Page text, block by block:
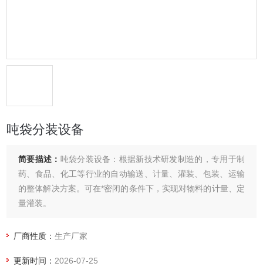
吨袋分装设备
简要描述： 吨袋分装设备：根据新技术研发制造的，专用于制
药、食品、化工等行业的自动输送、计量、灌装、包装、运输
的整体解决方案。可在*密闭的条件下，实现对物料的计量、定
量灌装。
厂商性质：生产厂家
更新时间： 2026-07-25